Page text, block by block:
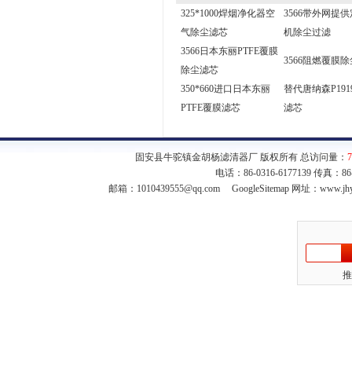
325*1000焊烟净化器空
气除尘滤芯
3566带外网提
机除尘过滤
3566日本东丽PTFE覆膜
除尘滤芯
3566阻燃覆膜
350*660进口日本东丽
PTFE覆膜滤芯
替代唐纳森
滤芯
固安县牛驼镇金胡杨滤清器厂 版权所有 总访问量：
电话：86-0316-6177139 传真：
邮箱： 1010439555@qq.com GoogleSitemap网址：